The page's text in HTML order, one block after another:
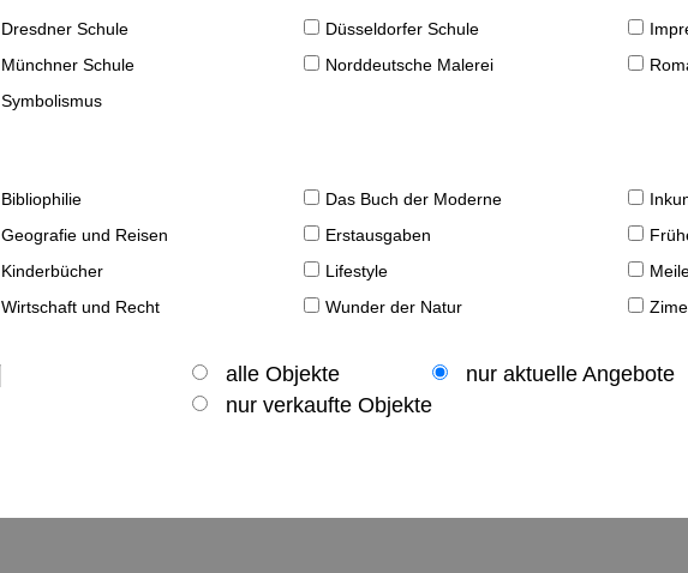
Dresdner Schule Düsseldorfer Schule
Münchner Schule Norddeutsche Malerei
Symbolismus
Bibliophilie Das Buch der Moderne
Geografie und Reisen Erstausgaben
Kinderbücher Lifestyle
Wirtschaft und Recht Wunder der Natur
alle Objekte
nur aktuelle Angebote
nur verkaufte Objekte